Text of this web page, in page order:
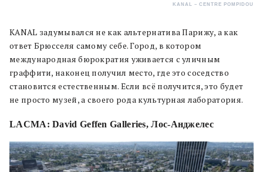
KANAL – CENTRE POMPIDOU
KANAL задумывался не как альтернатива Парижу, а как
ответ Брюсселя самому себе. Город, в котором
международная бюрократия уживается с уличным
граффити, наконец получил место, где это соседство
становится естественным. Если всё получится, это будет
не просто музей, а своего рода культурная лаборатория.
LACMA: David Geffen Galleries, Лос-Анджелес